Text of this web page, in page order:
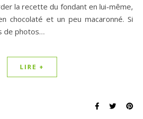
la recette du fondant en lui-même,
chocolaté et un peu macaronné. Si
de photos…
LIRE +